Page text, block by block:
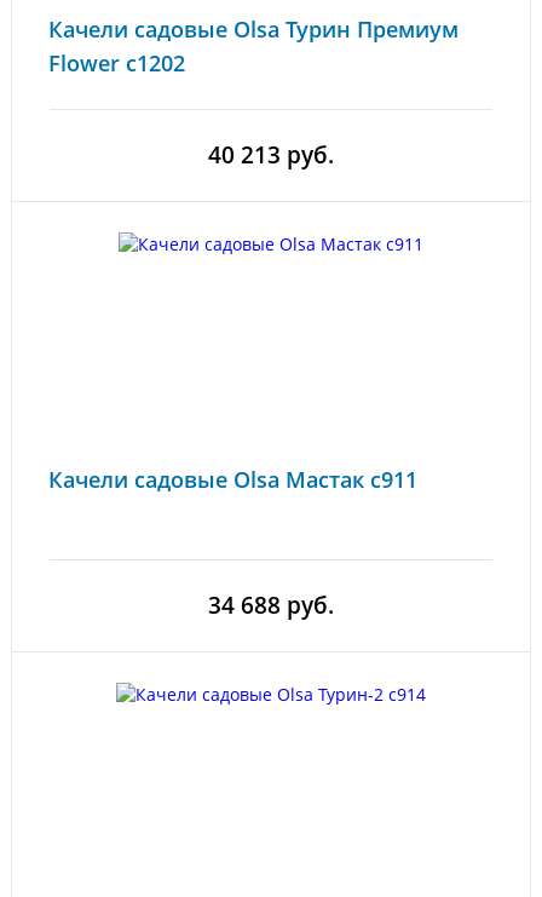
Качели садовые Olsa Турин Премиум
Flower c1202
40 213 руб.
Качели садовые Olsa Мастак с911
34 688 руб.